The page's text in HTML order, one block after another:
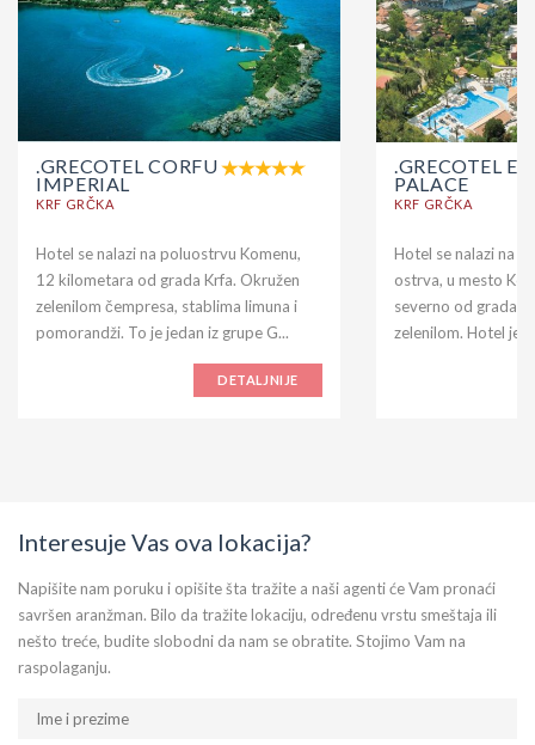
.GRECOTEL CORFU
IMPERIAL
KRF GRČKA
Hotel se nalazi na poluostrvu Komenu,
12 kilometara od grada Krfa. Okružen
zelenilom čempresa, stablima limuna i
pomorandži. To je jedan iz grupe G...
DETALJNIJE
.GRECOTEL
PALACE
KRF GRČKA
Hotel se nalazi na
ostrva, u mesto
severno od grada
zelenilom. Hotel je
Interesuje Vas ova lokacija?
Napišite nam poruku i opišite šta tražite a naši agenti će Vam pronaći
savršen aranžman. Bilo da tražite lokaciju, određenu vrstu smeštaja ili
nešto treće, budite slobodni da nam se obratite. Stojimo Vam na
raspolaganju.